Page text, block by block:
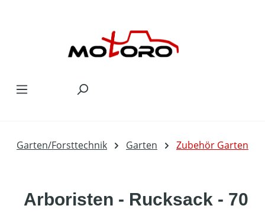
Garten/Forsttechnik Garten Zubehör Garten
Arboristen - Rucksack - 70